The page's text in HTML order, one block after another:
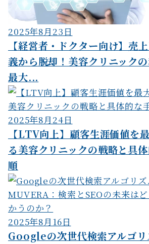
2025年8月23日
【経営者・ドクター向け】売
義から脱却！美容クリニック
最大...
2025年8月24日
【LTV向上】顧客生涯価値を
る美容クリニックの戦略と具
順
2025年8月16日
Googleの次世代検索アルゴリ